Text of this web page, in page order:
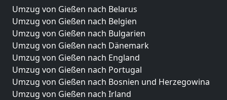
Umzug von Gießen nach Belarus
Umzug von Gießen nach Belgien
Umzug von Gießen nach Bulgarien
Umzug von Gießen nach Dänemark
Umzug von Gießen nach England
Umzug von Gießen nach Portugal
Umzug von Gießen nach Bosnien und Herzegowina
Umzug von Gießen nach Irland